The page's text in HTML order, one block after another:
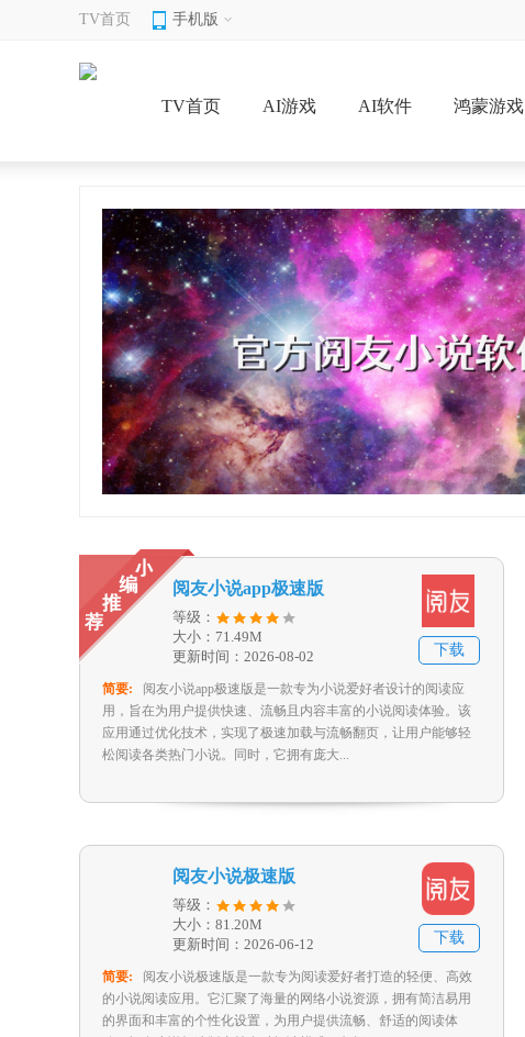
TV首页 手机版
TV首页 AI游戏 AI软件 鸿蒙游戏
阅友小说app极速版
等级：
大小：71.49M
更新时间：2026-08-02
下载
简要:
阅友小说app极速版是一款专为小说爱好者设计的阅读应
用，旨在为用户提供快速、流畅且内容丰富的小说阅读体验。该
应用通过优化技术，实现了极速加载与流畅翻页，让用户能够轻
松阅读各类热门小说。同时，它拥有庞大...
阅友小说极速版
等级：
大小：81.20M
更新时间：2026-06-12
下载
简要:
阅友小说极速版是一款专为阅读爱好者打造的轻便、高效
的小说阅读应用。它汇聚了海量的网络小说资源，拥有简洁易用
的界面和丰富的个性化设置，为用户提供流畅、舒适的阅读体